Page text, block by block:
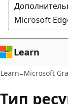
Microsoft
Learn
Learn Microsoft
Тип